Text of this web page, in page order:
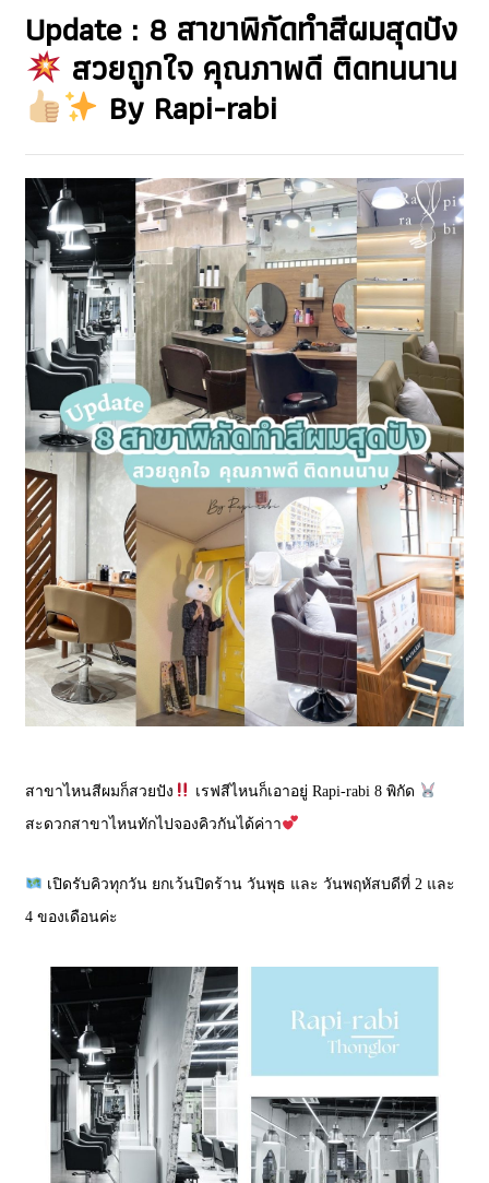
Update : 8 สาขาพิกัดทำสีผมสุดปัง
สวยถูกใจ คุณภาพดี ติดทนนาน
By Rapi-rabi
สาขาไหนสีผมก็สวยปัง
เรฟสีไหนก็เอาอยู่ Rapi-rabi 8 พิกัด
สะดวกสาขาไหนทักไปจองคิวกันได้ค่าา
เปิดรับคิวทุกวัน ยกเว้นปิดร้าน วันพุธ และ วันพฤหัสบดีที่ 2 และ
4 ของเดือนค่ะ